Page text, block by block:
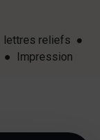
lettres reliefs ●
● Impression